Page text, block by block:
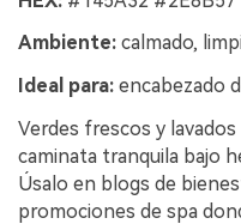
Ambiente: calmado,
Ideal para: encabezado
Verdes frescos y
caminata tranquila bajo
Úsalo en blogs de
promociones de spa